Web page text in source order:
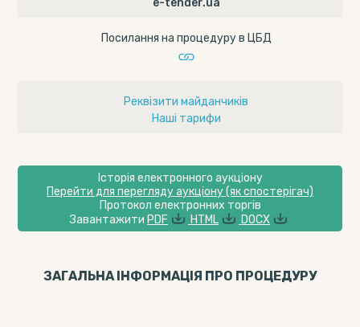
e-tender.ua
Посилання на процедуру в ЦБД
Реквізити майданчиків
Наші тарифи
Історія електронного аукціону
Перейти для перегляду аукціону (як спостерігач)
Протокол електронних торгів
Завантажити PDF HTML DOCX
ЗАГАЛЬНА ІНФОРМАЦІЯ ПРО ПРОЦЕДУРУ